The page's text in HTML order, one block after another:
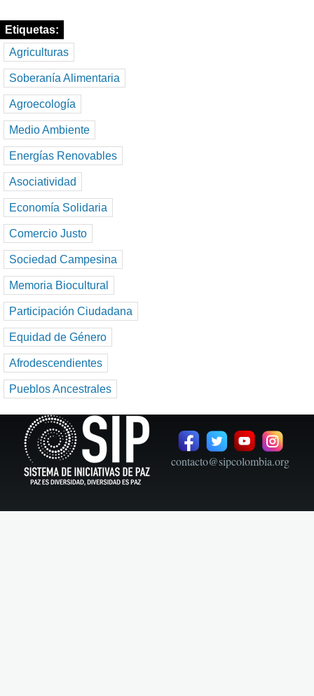
Etiquetas
Agriculturas
Soberanía Alimentaria
Agroecología
Medio Ambiente
Energías Renovables
Asociatividad
Economía Solidaria
Comercio Justo
Sociedad Campesina
Memoria Biocultural
Participación Ciudadana
Equidad de Género
Afrodescendientes
Pueblos Ancestrales
contacto@sipcolombia.org